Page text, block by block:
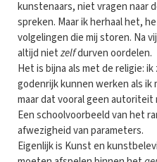
kunstenaars, niet vragen naar
spreken. Maar ik herhaal het,
volgelingen die mij storen. Na
altijd nietzelfdurven oordelen.
Het is bijna als met de religie:
godenrijk kunnen werken als ik
maar dat vooral geen autoriteit
Een schoolvoorbeeld van het
afwezigheid van parameters.
Eigenlijk is Kunst en